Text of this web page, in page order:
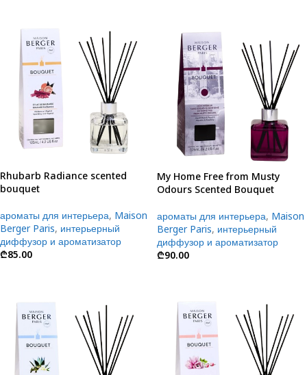
Rhubarb Radiance scented
bouquet
ароматы для интерьера, Maison
Berger Paris, интерьерный
диффузор и ароматизатор
₾85.00
My Home Free from Musty
Odours Scented Bouquet
ароматы для интерьера, Maison
Berger Paris, интерьерный
диффузор и ароматизатор
₾90.00